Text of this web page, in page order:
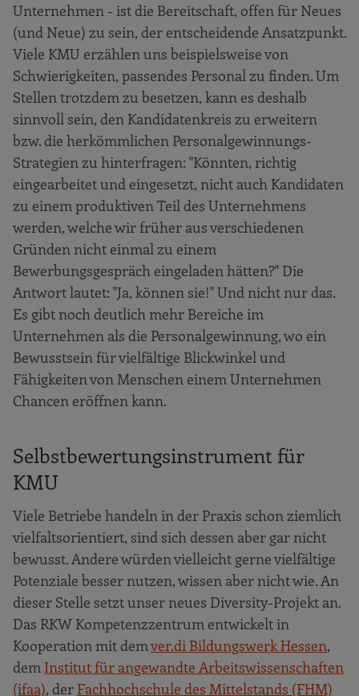
Unternehmen - ist die Bereitschaft, offen für Neues
(und Neue) zu sein, der entscheidende Ansatzpunkt.
Viele KMU erzählen uns beispielsweise von
Schwierigkeiten, passendes Personal zu finden. Um
Stellen trotzdem zu besetzen, kann es deshalb
sinnvoll sein, den Kandidatenkreis zu erweitern
bzw. die herkömmlichen Personalgewinnungs-
Strategien zu hinterfragen: "Könnten, richtig
eingearbeitet und eingesetzt, nicht auch Kandidaten
zu einem produktiven Teil des Unternehmens
werden, welche wir früher aus verschiedenen
Gründen nicht einmal zu einem
Bewerbungsgespräch eingeladen hätten?" Die
Antwort lautet: "Ja, können sie!" Und nicht nur das.
Es gibt noch deutlich mehr Bereiche im
Unternehmen als die Personalgewinnung, wo ein
Bewusstsein für vielfältige Blickwinkel und
Fähigkeiten von Menschen einem Unternehmen
Chancen eröffnen kann.
Selbstbewertungsinstrument für
KMU
Viele Betriebe handeln in der Praxis schon ziemlich
vielfaltsorientiert, sind sich dessen aber gar nicht
bewusst. Andere würden vielleicht gerne vielfältige
Potenziale besser nutzen, wissen aber nicht wie. An
dieser Stelle setzt unser neues Diversity-Projekt an.
Das RKW Kompetenzzentrum entwickelt in
Kooperation mit demver.di Bildungswerk Hessen,
dem Institut für angewandte Arbeitswissenschaften
(ifaa), der Fachhochschule des Mittelstands (FHM)